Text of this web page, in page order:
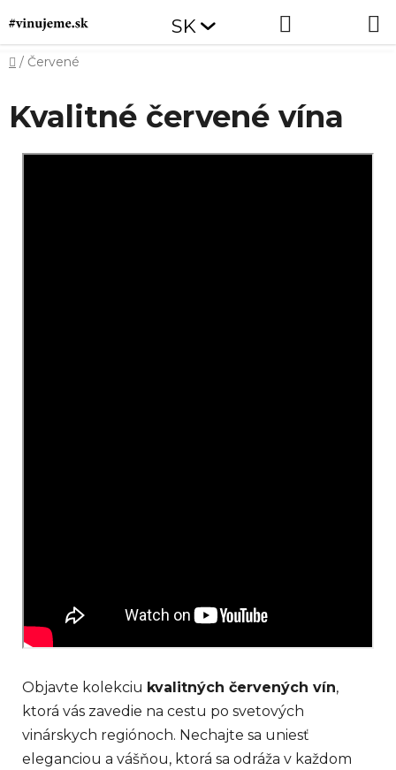
na
obsah
SK
Domov
/ Červené
Kvalitné červené vína
Objavte kolekciu kvalitných červených vín,
ktorá vás zavedie na cestu po svetových
vinárskych regiónoch. Nechajte sa uniesť
eleganciou a vášňou, ktorá sa odráža v každom